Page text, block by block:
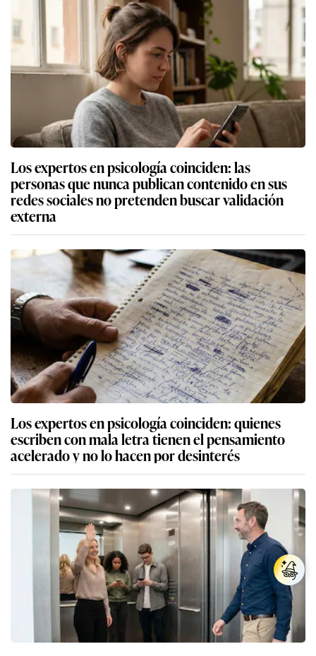
Los expertos en psicología coinciden: las
personas que nunca publican contenido en sus
redes sociales no pretenden buscar validación
externa
Los expertos en psicología coinciden: quienes
escriben con mala letra tienen el pensamiento
acelerado y no lo hacen por desinterés